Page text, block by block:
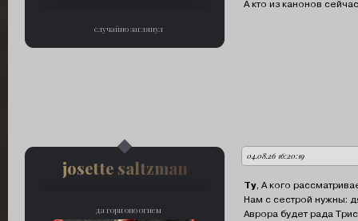
случайно заглянул
А кто из канонов
04.08.26 16:20:19
да гори оно огнем
автор:
josette saltzman
Ty, А кого
Нам с сестрой нужны:
Аврора будет рада